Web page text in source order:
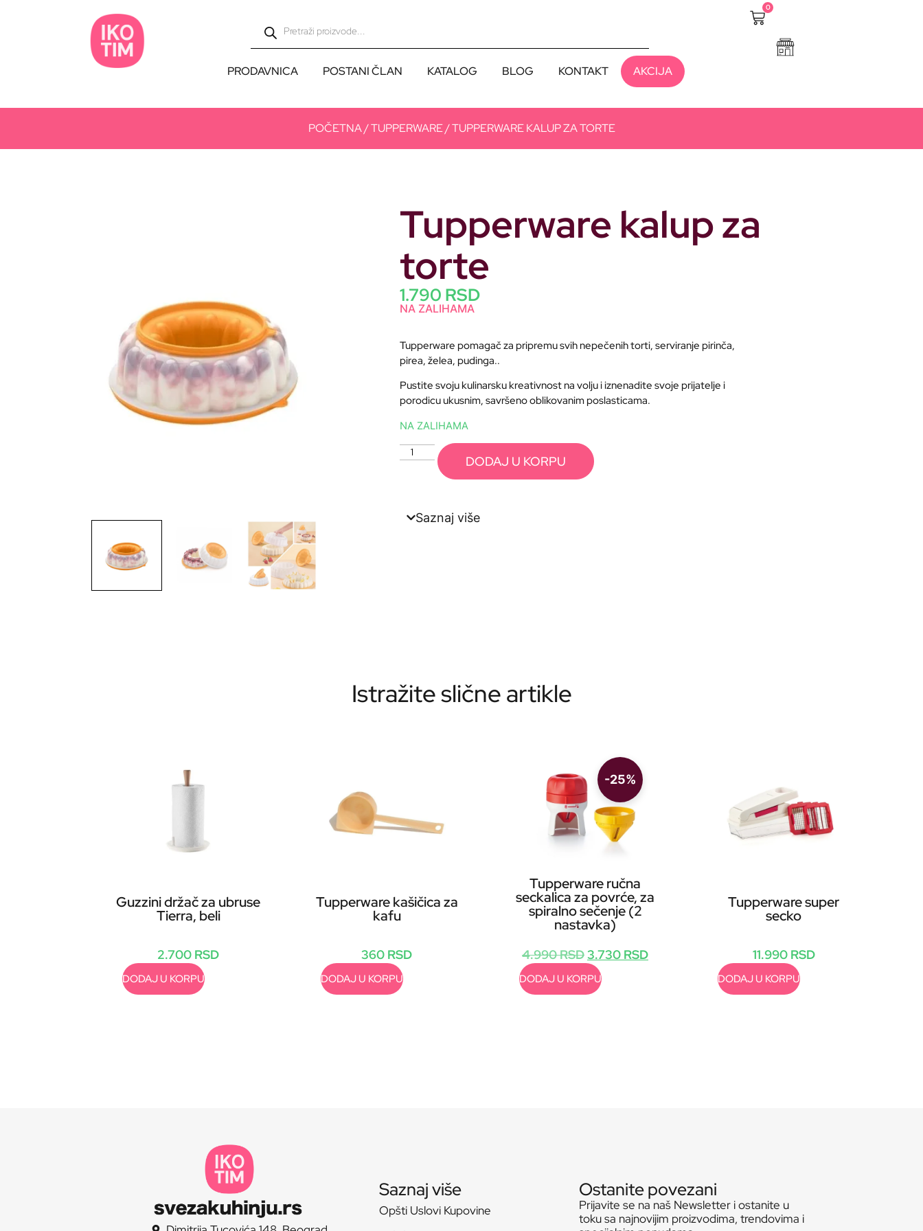
PRODAVNICA POSTANI ČLAN KATALOG BLOG KONTAKT AKCIJA
0
POČETNA/TUPPERWARE/ TUPPERWARE KALUP ZA TORTE
Tupperware kalup za
torte
1.790 RSD
NA ZALIHAMA
Tupperware pomagač za pripremu svih nepečenih torti, serviranje pirinča,
pirea, želea, pudinga..
Pustite svoju kulinarsku kreativnost na volju i iznenadite svoje prijatelje i
porodicu ukusnim, savršeno oblikovanim poslasticama.
NA ZALIHAMA
DODAJ U KORPU
Saznaj više
Istražite slične artikle
Guzzini držač za ubruse
Tierra, beli
2.700 RSD
DODAJ U KORPU
Tupperware kašičica za
kafu
360 RSD
DODAJ U KORPU
-25%
Tupperware ručna
seckalica za povrće, za
spiralno sečenje (2
nastavka)
4.990RSD3.730 RSD
DODAJ U KORPU
Tupperware super
secko
11.990 RSD
DODAJ U KORPU
Saznaj više
Opšti Uslovi Kupovine
Ostanite povezani
Prijavite se na naš Newsletter i ostanite u
toku sa najnovijim proizvodima, trendovima i